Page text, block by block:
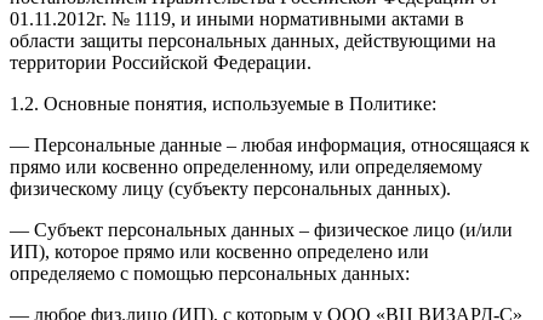
01.11.2012г. № 1119, и иными нормативными актами в
области защиты персональных данных, действующими на
территории Российской Федерации.
1.2. Основные понятия, используемые в Политике:
— Персональные данные – любая информация, относящаяся к
прямо или косвенно определенному, или определяемому
физическому лицу (субъекту персональных данных).
— Субъект персональных данных – физическое лицо (и/или
ИП), которое прямо или косвенно определено или
определяемо с помощью персональных данных:
— любое физ.лицо (ИП), с которым у ООО «ВЦ ВИЗАРД-С»